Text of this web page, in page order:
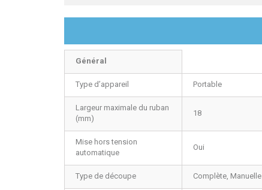
Général
Type d’appareil Portable
Largeur maximale du ruban
(mm)
18
Mise hors tension
automatique
Oui
Type de découpe Complète, Manuelle